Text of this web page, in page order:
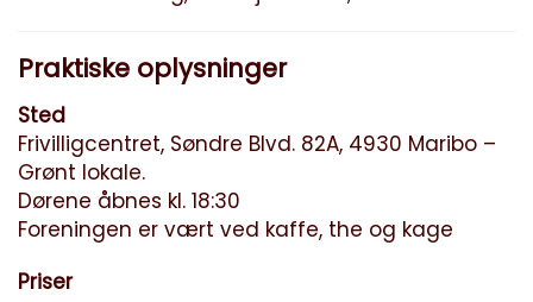
Praktiske oplysninger
Sted
Frivilligcentret, Søndre Blvd. 82A, 4930 Maribo –
Grønt lokale.
Dørene åbnes kl. 18:30
Foreningen er vært ved kaffe, the og kage
Priser